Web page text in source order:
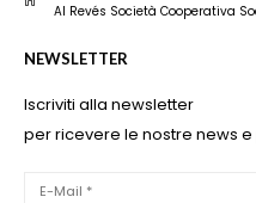
Al Revés Società Cooperativa
NEWSLETTER
Iscriviti alla newsletter
per ricevere le nostre news